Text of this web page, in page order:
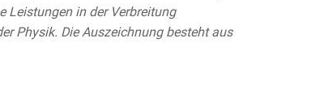
Leistungen in der Verbreitung
Physik. Die Auszeichnung besteht aus